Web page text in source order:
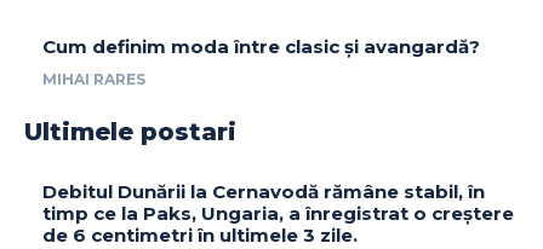
Cum definim moda între clasic și avangardă?
MIHAI RARES
Ultimele postari
Debitul Dunării la Cernavodă rămâne stabil, în
timp ce la Paks, Ungaria, a înregistrat o creștere
de 6 centimetri în ultimele 3 zile.